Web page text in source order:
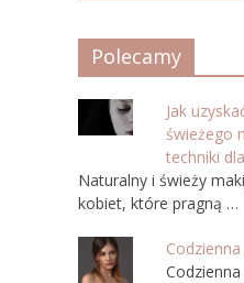
Polecamy
Jak
świeżego
techniki
Naturalny i świeży
kobiet, które pragną …